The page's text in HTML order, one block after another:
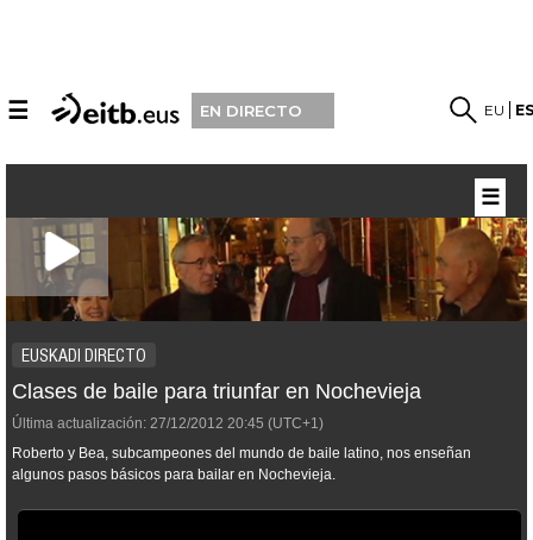
☰ EN DIRECTO EU
EUSKADI DIRECTO
Clases de baile para triunfar en Nochevieja
Última actualización: 27/12/2012 20:45 (UTC+1)
Roberto y Bea, subcampeones del mundo de baile latino, nos enseñan
algunos pasos básicos para bailar en Nochevieja.
☰